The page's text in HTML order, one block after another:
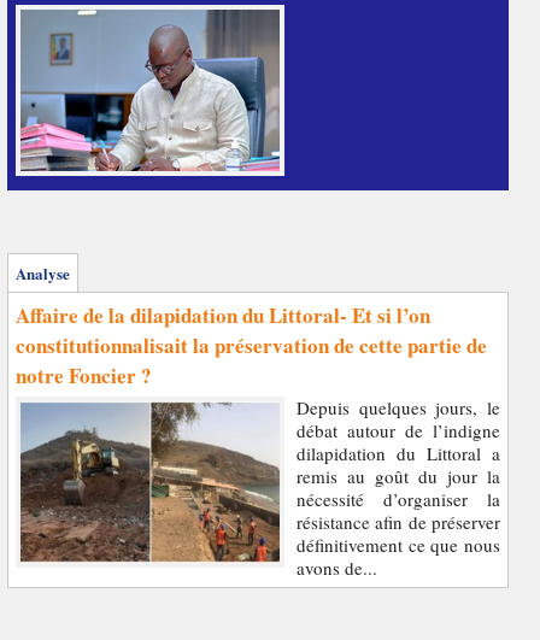
Analyse
Affaire de la dilapidation du Littoral- Et si l’on
constitutionnalisait la préservation de cette partie de
notre Foncier ?
Depuis quelques jours, le
débat autour de l’indigne
dilapidation du Littoral a
remis au goût du jour la
nécessité d’organiser la
résistance afin de préserver
définitivement ce que nous
avons de...